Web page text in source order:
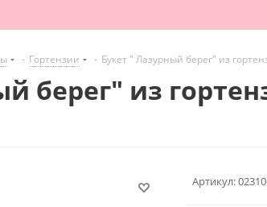
- Гортензии - Букет " Лазурный берег" из
берег" из
Артикул: